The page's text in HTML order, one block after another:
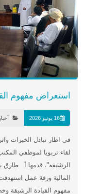
استعراض مفهوم
16 يونيو 2026
في اطار تبادل الخبرات
لقاء تربويا لموظفي
الرشيقة"، قدمها أ.
المالية ورقة عمل
مفهوم القيادة الرشيقة